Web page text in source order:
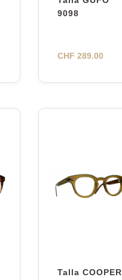
9098
CHF 289.00
Talla COOPER